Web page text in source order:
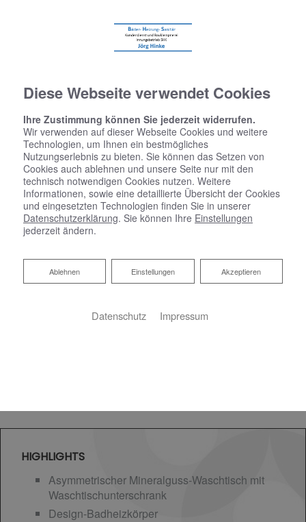
Startseite»Bad»Badinspiration & Musterbäder»Komfort-Bad 4,6 ㎡
Komfort-Bad 4,6 ㎡
HIGHLIGHTS
Asymmetrischer Mineralguss-Waschtisch mit
Waschtischunterschrank
Design-Badheizkörper
Diese Webseite verwendet Cookies
Ihre Zustimmung können Sie jederzeit widerrufen.
Wir verwenden auf dieser Webseite Cookies und weitere
Technologien, um Ihnen ein bestmögliches
Nutzungserlebnis zu bieten. Sie können das Setzen von
Cookies auch ablehnen und unsere Seite nur mit den
technisch notwendigen Cookies nutzen. Weitere
Informationen, sowie eine detaillierte Übersicht der Cookies
und eingesetzten Technologien finden Sie in unserer
Datenschutzerklärung. Sie können Ihre Einstellungen
jederzeit ändern.
Akzeptieren
Einstellungen
Ablehnen
Ablehnen
Datenschutz Impressum